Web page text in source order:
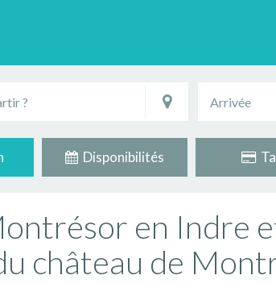
Disponibilités
en Indre
château de